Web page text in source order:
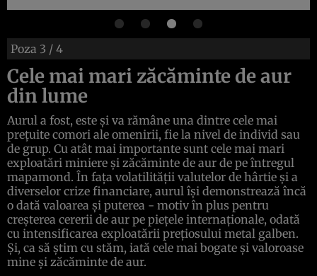
Poza 3 / 4
Cele mai mari zăcăminte de aur
din lume
Aurul a fost, este şi va rămâne una dintre cele mai
preţuite comori ale omenirii, fie la nivel de individ sau
de grup. Cu atât mai importante sunt cele mai mari
exploatări miniere şi zăcăminte de aur de pe întregul
mapamond. În faţa volatilităţii valutelor de hârtie şi a
diverselor crize financiare, aurul îşi demonstrează încă
o dată valoarea şi puterea - motiv în plus pentru
creşterea cererii de aur pe pieţele internaţionale, odată
cu intensificarea exploatării preţiosului metal galben.
Şi, ca să ştim cu stăm, iată cele mai bogate şi valoroase
mine şi zăcăminte de aur.